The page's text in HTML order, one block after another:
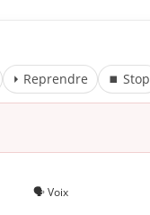
?
⏵ Reprendre ⏹ Stop
🗣️ Voix